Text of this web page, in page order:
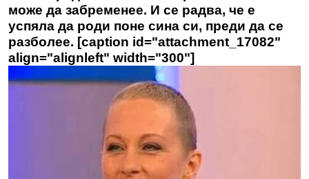
може да забременее. И се радва, че е
успяла да роди поне сина си, преди да се
разболее. [caption id="attachment_17082"
align="alignleft" width="300"]